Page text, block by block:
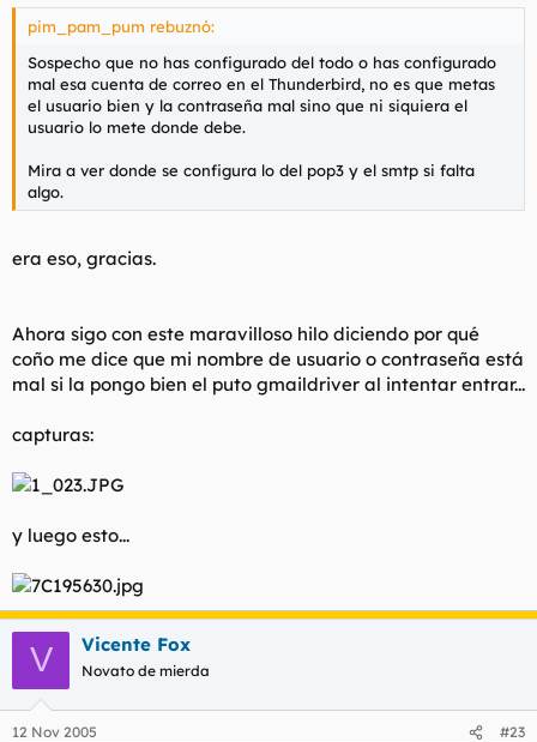
pim_pam_pum rebuznó:
Sospecho que no has configurado del todo o has configurado
mal esa cuenta de correo en el Thunderbird, no es que metas
el usuario bien y la contraseña mal sino que ni siquiera el
usuario lo mete donde debe.
Mira a ver donde se configura lo del pop3 y el smtp si falta
algo.
era eso, gracias.
Ahora sigo con este maravilloso hilo diciendo por qué
coño me dice que mi nombre de usuario o contraseña está
mal si la pongo bien el puto gmaildriver al intentar entrar...
capturas:
y luego esto...
V Vicente Fox
Novato de mierda
12 Nov 2005 #23